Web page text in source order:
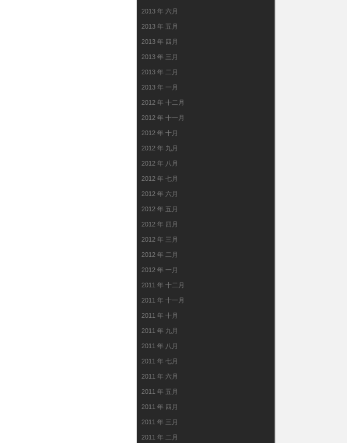
2013 年 六月
2013 年 五月
2013 年 四月
2013 年 三月
2013 年 二月
2013 年 一月
2012 年 十二月
2012 年 十一月
2012 年 十月
2012 年 九月
2012 年 八月
2012 年 七月
2012 年 六月
2012 年 五月
2012 年 四月
2012 年 三月
2012 年 二月
2012 年 一月
2011 年 十二月
2011 年 十一月
2011 年 十月
2011 年 九月
2011 年 八月
2011 年 七月
2011 年 六月
2011 年 五月
2011 年 四月
2011 年 三月
2011 年 二月